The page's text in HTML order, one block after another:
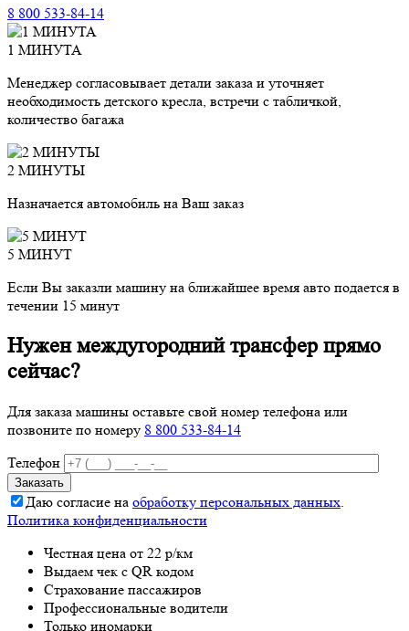
8 800 533-84-14
1 МИНУТА
Менеджер согласовывает детали заказа и уточняет
необходимость детского кресла, встречи с табличкой,
количество багажа
2 МИНУТЫ
Назначается автомобиль на Ваш заказ
5 МИНУТ
Если Вы заказли машину на ближайшее время авто подается в
течении 15 минут
Нужен междугородний трансфер прямо
сейчас?
Для заказа машины оставьте свой номер телефона или
позвоните по номеру 8 800 533-84-14
Телефон
Даю согласие на обработку персональных данных.
Политика конфиденциальности
Честная цена от 22 р/км
Выдаем чек с QR кодом
Страхование пассажиров
Профессиональные водители
Только иномарки